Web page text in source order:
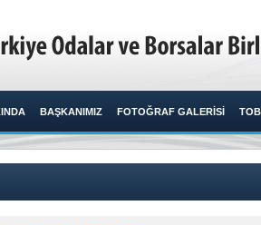
BAŞKANIMIZ FOTOĞRAF GALERİSİ